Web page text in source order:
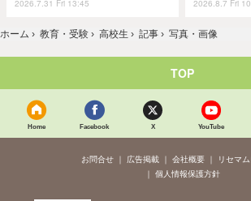
2026.7.31 Fri 13:45 2026.8.7 Fri
ホーム › 教育・受験 › 高校生 › 記事 › 写真・画像
TOP
Home Facebook X YouTube
お問合せ 広告掲載 会社概要
リセマ
個人情報保護方針